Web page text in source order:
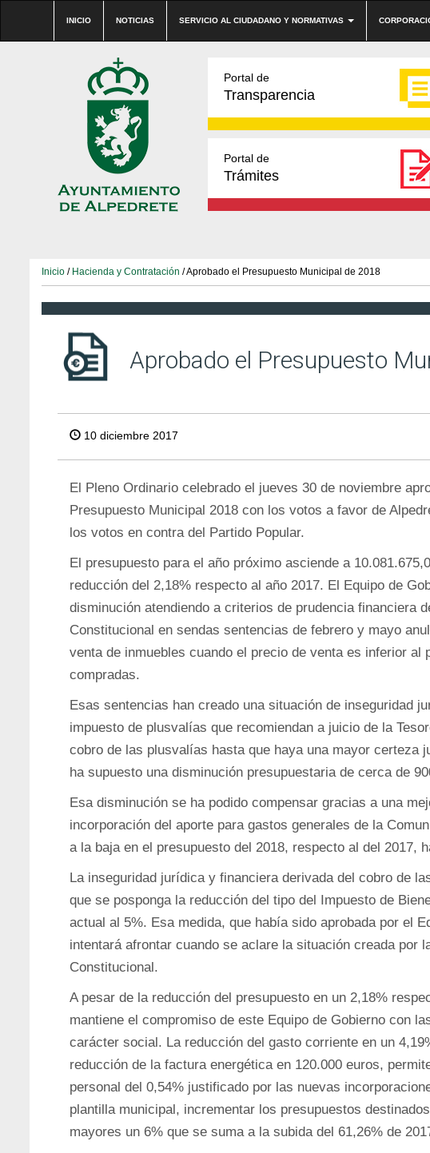
INICIO NOTICIAS SERVICIO AL CIUDADANO Y NORMATIVAS
Portal de
Transparencia
Portal de
Trámites
Inicio / Hacienda y Contratación / Aprobado el Presupuesto Municipal de 2018
Aprobado el Presupuesto
10 diciembre 2017
El Pleno Ordinario celebrado el jueves 30 de noviembre
Presupuesto Municipal 2018 con los votos a favor de
los votos en contra del Partido Popular.
El presupuesto para el año próximo asciende a
reducción del 2,18% respecto al año 2017. El Equipo de
disminución atendiendo a criterios de prudencia financiera
Constitucional en sendas sentencias de febrero y mayo
venta de inmuebles cuando el precio de venta es inferior al
compradas.
Esas sentencias han creado una situación de inseguridad
impuesto de plusvalías que recomiendan a juicio de la
cobro de las plusvalías hasta que haya una mayor certeza
ha supuesto una disminución presupuestaria de cerca de
Esa disminución se ha podido compensar gracias a una
incorporación del aporte para gastos generales de la
a la baja en el presupuesto del 2018, respecto al del 2017,
La inseguridad jurídica y financiera derivada del cobro de
que se posponga la reducción del tipo del Impuesto de
actual al 5%. Esa medida, que había sido aprobada por el
intentará afrontar cuando se aclare la situación creada por
Constitucional.
A pesar de la reducción del presupuesto en un 2,18%
mantiene el compromiso de este Equipo de Gobierno con
carácter social. La reducción del gasto corriente en un
reducción de la factura energética en 120.000 euros,
personal del 0,54% justificado por las nuevas
plantilla municipal, incrementar los presupuestos
mayores un 6% que se suma a la subida del 61,26% de